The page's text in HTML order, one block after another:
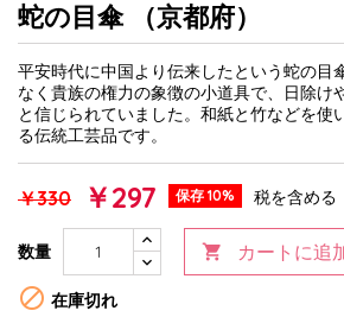
蛇の目傘 （京都府）
平安時代に中国より伝来したという蛇の目
なく貴族の権力の象徴の小道具で、日除け
と信じられていました。和紙と竹などを使
る伝統工芸品です。
￥330 ￥297 保存 10% 税を含める
数量  カートに追
 在庫切れ